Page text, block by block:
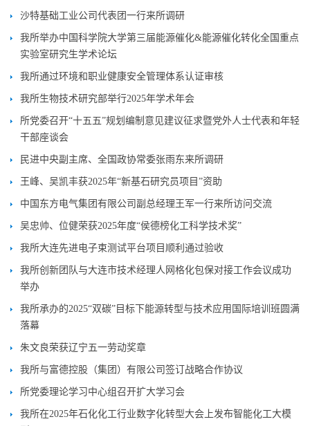
沙特基础工业公司代表团一行来所调研
我所举办中国科学院大学第三届能源催化&能源催化转化全国重点
实验室研究生学术论坛
我所通过环境和职业健康安全管理体系认证审核
我所生物技术研究部举行2025年学术年会
所党委召开“十五五”规划编制意见建议征求暨党外人士代表和年轻
干部座谈会
民进中央副主席、全国政协常委张雨东来所调研
王峰、吴凯丰获2025年“新基石研究员项目”资助
中国东方电气集团有限公司副总经理王军一行来所访问交流
吴忠帅、位健荣获2025年度“侯德榜化工科学技术奖”
我所大连先进电子束测试平台项目顺利通过验收
我所创新团队与大连市技术经理人网格化包保对接工作会议成功
举办
我所承办的2025“双碳”目标下能源转型与技术应用国际培训班圆满
落幕
朱文良荣获辽宁五一劳动奖章
我所与富德控股（集团）有限公司签订战略合作协议
所党委理论学习中心组召开扩大学习会
我所在2025年石化化工行业数字化转型大会上发布智能化工大模